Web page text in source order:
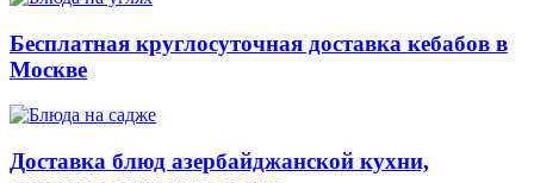
Бесплатная круглосуточная доставка кебабов в
Москве
Доставка блюд азербайджанской кухни,